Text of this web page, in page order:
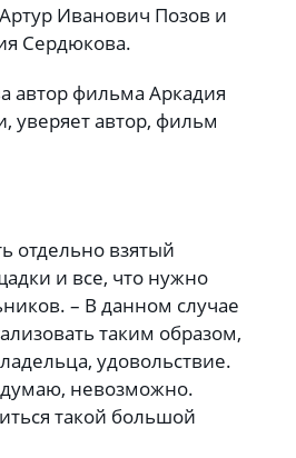
Иванович Позов и
Сердюкова.
автор фильма Аркадия
уверяет автор, фильм
отдельно взятый
и все, что нужно
– В данном случае
таким образом,
удовольствие.
думаю, невозможно.
такой большой